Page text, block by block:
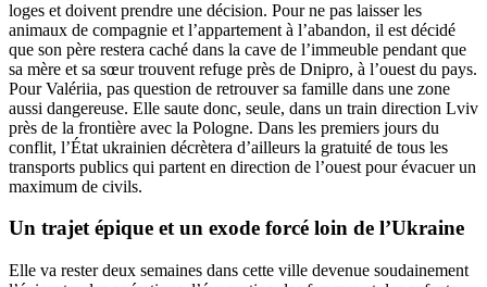
loges et doivent prendre une décision. Pour ne pas laisser les
animaux de compagnie et l’appartement à l’abandon, il est décidé
que son père restera caché dans la cave de l’immeuble pendant que
sa mère et sa sœur trouvent refuge près de Dnipro, à l’ouest du pays.
Pour Valériia, pas question de retrouver sa famille dans une zone
aussi dangereuse. Elle saute donc, seule, dans un train direction Lviv
près de la frontière avec la Pologne. Dans les premiers jours du
conflit, l’État ukrainien décrètera d’ailleurs la gratuité de tous les
transports publics qui partent en direction de l’ouest pour évacuer un
maximum de civils.
Un trajet épique et un exode forcé loin de l’Ukraine
Elle va rester deux semaines dans cette ville devenue soudainement